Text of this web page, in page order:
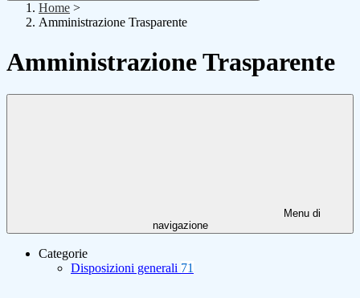
Home >
Amministrazione Trasparente
Amministrazione Trasparente
Menu di
navigazione
Categorie
Disposizioni generali 71